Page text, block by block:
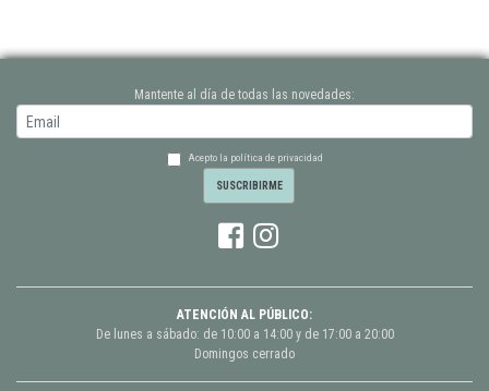
Mantente al día de todas las novedades:
Acepto la política de privacidad
ATENCIÓN AL PÚBLICO:
De lunes a sábado: de 10:00 a 14:00 y de 17:00 a 20:00
Domingos cerrado